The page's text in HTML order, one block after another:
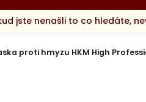
jste nenašli to co hledáte,
proti hmyzu HKM High